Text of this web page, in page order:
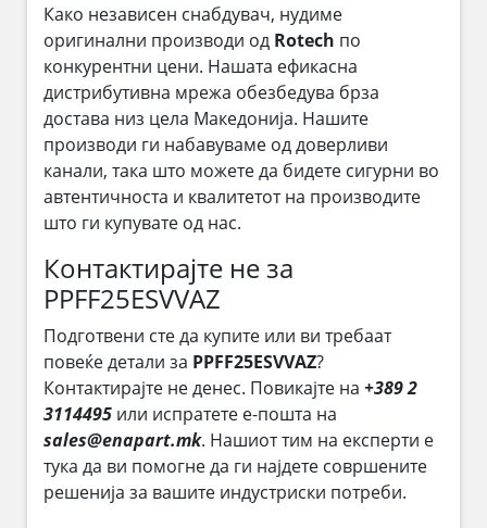
Како независен снабдувач, нудиме
оригинални производи од Rotech по
конкурентни цени. Нашата ефикасна
дистрибутивна мрежа обезбедува брза
достава низ цела Македонија. Нашите
производи ги набавуваме од доверливи
канали, така што можете да бидете сигурни во
автентичноста и квалитетот на производите
што ги купувате од нас.
Контактирајте не за
PPFF25ESVVAZ
Подготвени сте да купите или ви требаат
повеќе детали за PPFF25ESVVAZ?
Контактирајте не денес. Повикајте на +389 2
3114495 или испратете е-пошта на
sales@enapart.mk. Нашиот тим на експерти е
тука да ви помогне да ги најдете совршените
решенија за вашите индустриски потреби.